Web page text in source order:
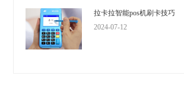
拉卡拉智能pos机刷卡技巧
2024-07-12